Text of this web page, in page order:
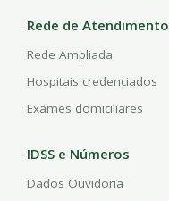
Rede de Atendimento
Rede Ampliada
Hospitais credenciados
Exames domiciliares
IDSS e Números
Dados Ouvidoria